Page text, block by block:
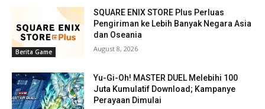
Berita Game
SQUARE ENIX STORE Plus Perluas
Pengiriman ke Lebih Banyak Negara Asia
dan Oseania
August 8, 2026
Yu-Gi-Oh! MASTER DUEL Melebihi 100
Juta Kumulatif Download; Kampanye
Perayaan Dimulai